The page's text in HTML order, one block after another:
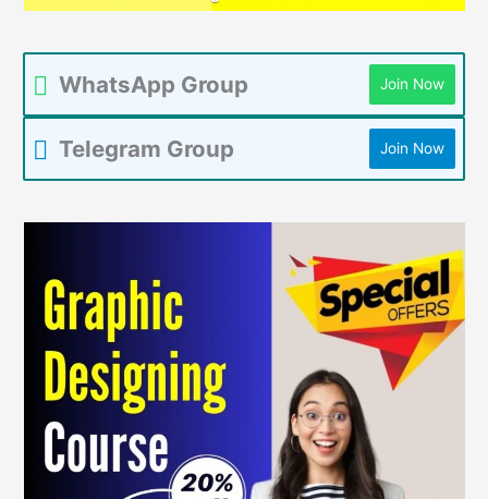
WhatsApp Group Join Now
Telegram Group Join Now